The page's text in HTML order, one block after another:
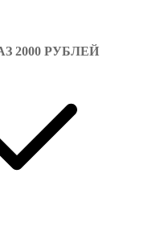
2000 РУБЛЕЙ